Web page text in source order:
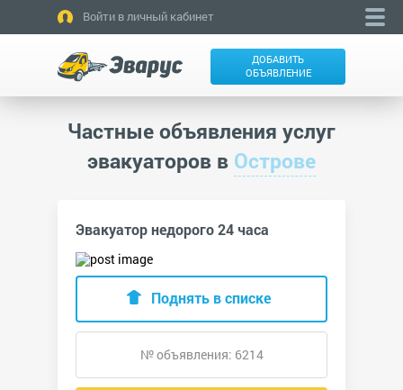
Войти в личный кабинет
ДОБАВИТЬ
ОБЪЯВЛЕНИЕ
Частные объявления услуг
эвакуаторов в Острове
Эвакуатор недорого 24 часа
Поднять в списке
№ объявления: 6214